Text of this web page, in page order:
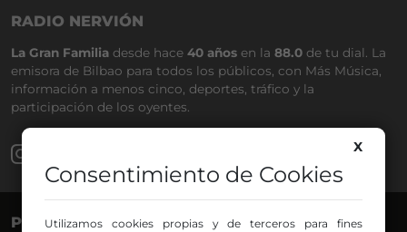
RADIO NERVIÓN
La Gran Familia desde hace 40 años en la 88.0 de tu dial. La
emisora de Bilbao para todos los públicos, con Más Música,
información a menos cinco, deportes, tráfico y la
participación de los oyentes.
PROGRAMAS VOCES
X
Consentimiento de Cookies
Utilizamos cookies propias y de terceros para fines